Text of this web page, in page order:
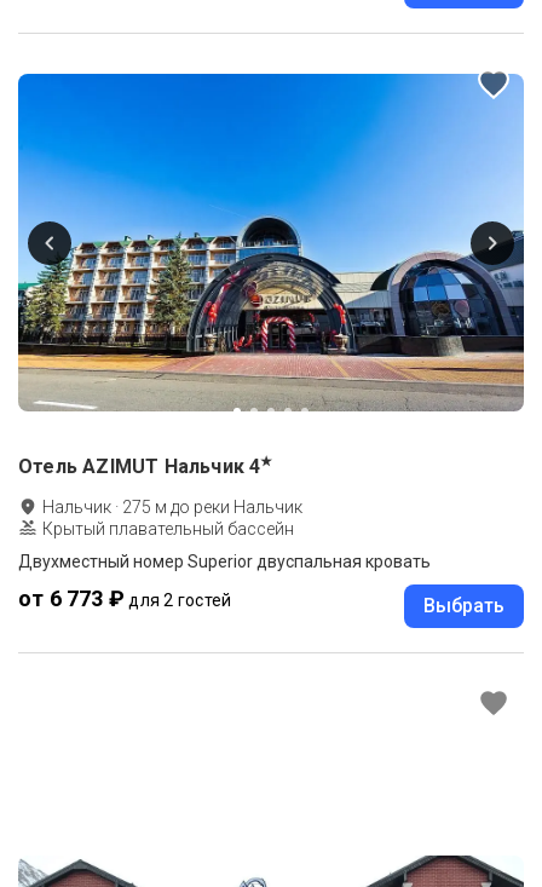
Отель AZIMUT Нальчик 4★
Нальчик · 275 м до реки Нальчик
Крытый плавательный бассейн
Двухместный номер Superior двуспальная кровать
от 6 773 ₽ для 2 гостей Выбрать